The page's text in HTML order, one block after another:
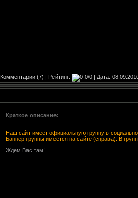
Комментарии (7) | Рейтинг: | Дата:
Краткое описание:
Наш сайт имеет официальную группу в
Баннер группы имеется на сайте (справа). В
Ждем Вас там!